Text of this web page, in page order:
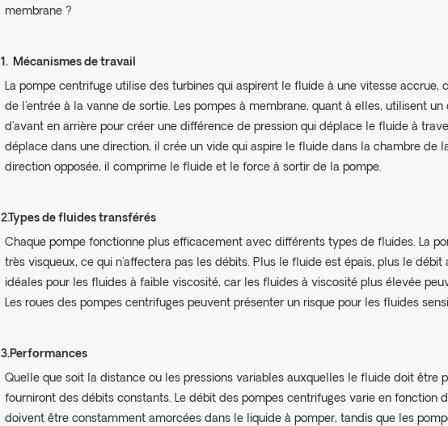
membrane ?
1.Mécanismes de travail
La pompe centrifuge utilise des turbines qui aspirent le fluide à une vitesse
de l'entrée à la vanne de sortie. Les pompes à membrane, quant à elles, utilisent
d'avant en arrière pour créer une différence de pression qui déplace le fluide à
déplace dans une direction, il crée un vide qui aspire le fluide dans la chambre de
direction opposée, il comprime le fluide et le force à sortir de la pompe.
2.Types de fluides transférés
Chaque pompe fonctionne plus efficacement avec différents types de fluides. La
très visqueux, ce qui n'affectera pas les débits. Plus le fluide est épais, plus le
idéales pour les fluides à faible viscosité, car les fluides à viscosité plus élevée
Les roues des pompes centrifuges peuvent présenter un risque pour les fluides
3.Performances
Quelle que soit la distance ou les pressions variables auxquelles le fluide doit être
fourniront des débits constants. Le débit des pompes centrifuges varie en fonction
doivent être constamment amorcées dans le liquide à pomper, tandis que les